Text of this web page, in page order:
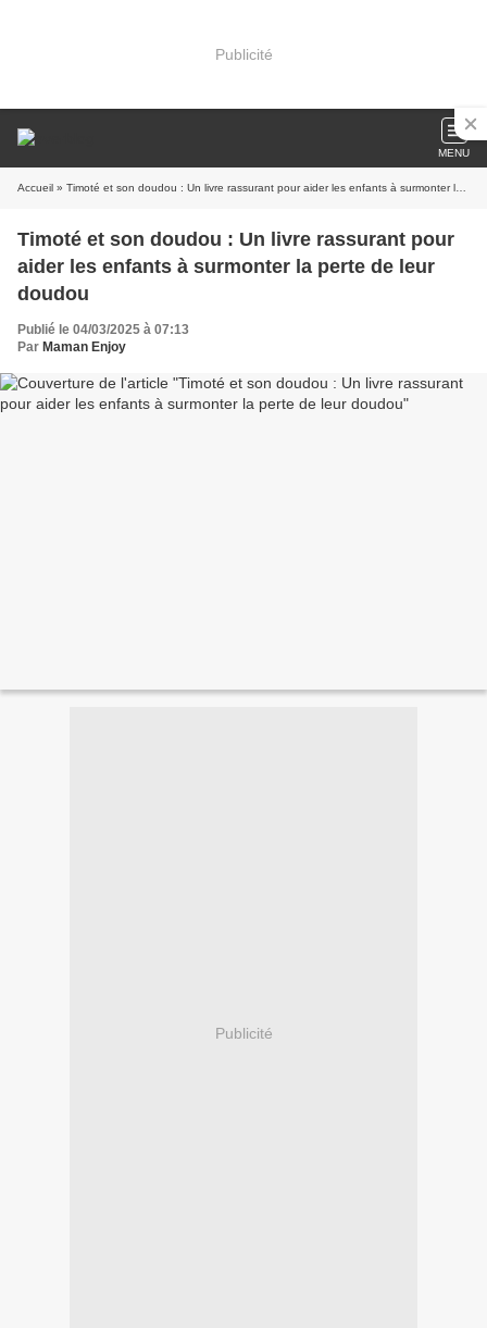
Publicité
MENU
Accueil » Timoté et son doudou : Un livre rassurant pour aider les enfants à surmonter la perte de leur doudou
Timoté et son doudou : Un livre rassurant pour
aider les enfants à surmonter la perte de leur
doudou
Publié le 04/03/2025 à 07:13
Par Maman Enjoy
Publicité